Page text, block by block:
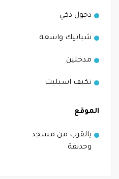
دخول ذكي
شبابيك واسعة
مدخلين
تكيف اسبليت
الموقع
يالقرب من مسجد
وحديقة